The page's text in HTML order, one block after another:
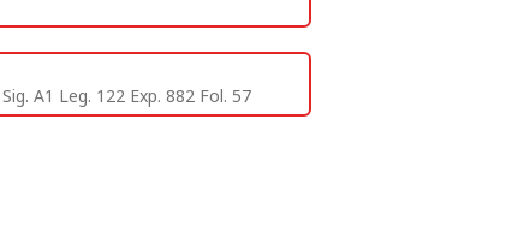
A1 Leg. 122 Exp. 882 Fol. 57